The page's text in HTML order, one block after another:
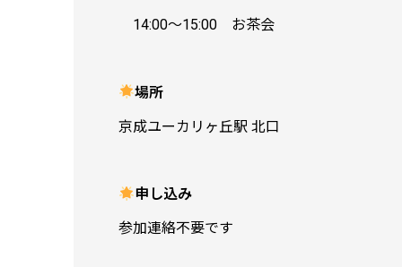
14:00〜15:00 お茶会
場所
京成ユーカリヶ丘駅 北口
申し込み
参加連絡不要です